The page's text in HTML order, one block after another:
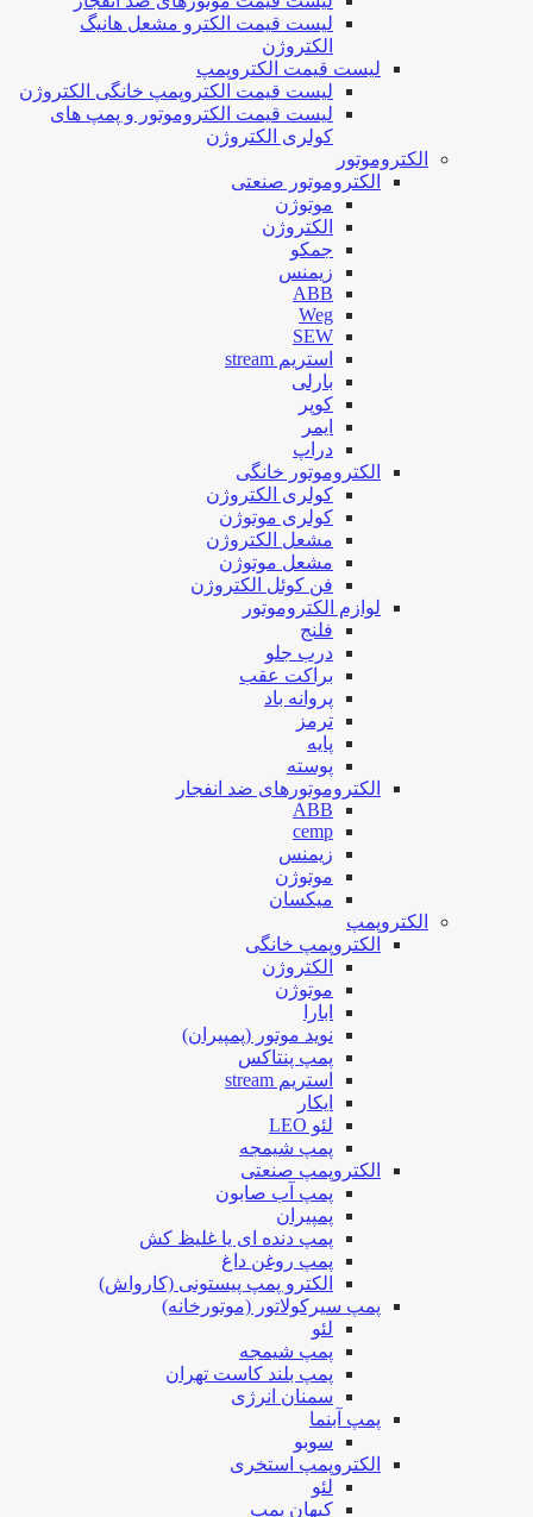
لیست قیمت الکترو مشعل هانیگ
الکتروژن
لیست قیمت الکتروپمپ
لیست قیمت الکتروپمپ خانگی الکتروژن
لیست قیمت الکتروموتور و پمپ های
کولری الکتروژن
الکتروموتور
الکتروموتور صنعتی
موتوژن
الکتروژن
جمکو
زیمنس
ABB
Weg
SEW
استریم stream
بارلی
کوپر
ایمر
دراپ
الکتروموتور خانگی
کولری الکتروژن
کولری موتوژن
مشعل الکتروژن
مشعل موتوژن
فن کوئل الکتروژن
لوازم الکتروموتور
فلنج
درب جلو
براکت عقب
پروانه باد
ترمز
پایه
پوسته
الکتروموتورهای ضد انفجار
ABB
cemp
زیمنس
موتوژن
میکسان
الکتروپمپ
الکتروپمپ خانگی
الکتروژن
موتوژن
ابارا
نوید موتور (پمپیران)
پمپ پنتاکس
استریم stream
ایکار
لئو LEO
پمپ شیمجه
الکتروپمپ صنعتی
پمپ آب صابون
پمپیران
پمپ دنده ای یا غلیظ کش
پمپ روغن داغ
الکترو پمپ پیستونی (کارواش)
پمپ سیرکولاتور (موتورخانه)
لئو
پمپ شیمجه
پمپ بلند کاست تهران
سمنان انرژی
پمپ آبنما
سوبو
الکتروپمپ استخری
لئو
کیهان پمپ